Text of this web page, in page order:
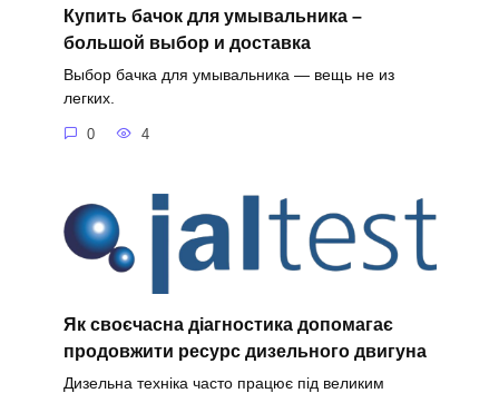
Купить бачок для умывальника –
большой выбор и доставка
Выбор бачка для умывальника — вещь не из
легких.
0 4
Як своєчасна діагностика допомагає
продовжити ресурс дизельного двигуна
Дизельна техніка часто працює під великим